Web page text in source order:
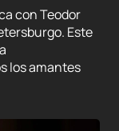
con Teodor
Este
los amantes